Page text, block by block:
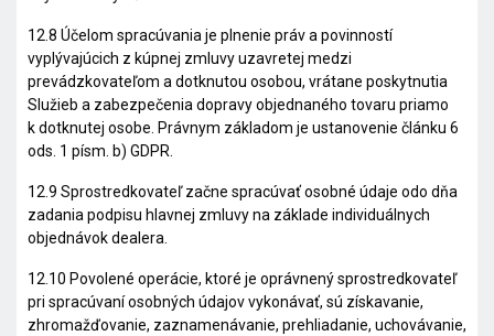
12.8 Účelom spracúvania je plnenie práv a povinností
vyplývajúcich z kúpnej zmluvy uzavretej medzi
prevádzkovateľom a dotknutou osobou, vrátane poskytnutia
Služieb a zabezpečenia dopravy objednaného tovaru priamo
k dotknutej osobe. Právnym základom je ustanovenie článku 6
ods. 1 písm. b) GDPR.
12.9 Sprostredkovateľ začne spracúvať osobné údaje odo dňa
zadania podpisu hlavnej zmluvy na základe individuálnych
objednávok dealera.
12.10 Povolené operácie, ktoré je oprávnený sprostredkovateľ
pri spracúvaní osobných údajov vykonávať, sú získavanie,
zhromažďovanie, zaznamenávanie, prehliadanie, uchovávanie,